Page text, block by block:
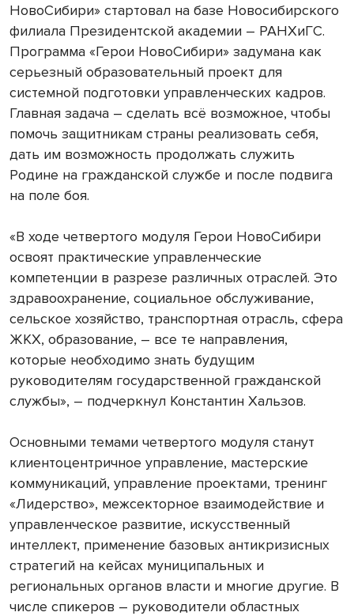
НовоСибири» стартовал на базе Новосибирского
филиала Президентской академии – РАНХиГС.
Программа «Герои НовоСибири» задумана как
серьезный образовательный проект для
системной подготовки управленческих кадров.
Главная задача – сделать всё возможное, чтобы
помочь защитникам страны реализовать себя,
дать им возможность продолжать служить
Родине на гражданской службе и после подвига
на поле боя.
«В ходе четвертого модуля Герои НовоСибири
освоят практические управленческие
компетенции в разрезе различных отраслей. Это
здравоохранение, социальное обслуживание,
сельское хозяйство, транспортная отрасль, сфера
ЖКХ, образование, – все те направления,
которые необходимо знать будущим
руководителям государственной гражданской
службы», – подчеркнул Константин Хальзов.
Основными темами четвертого модуля станут
клиентоцентричное управление, мастерские
коммуникаций, управление проектами, тренинг
«Лидерство», межсекторное взаимодействие и
управленческое развитие, искусственный
интеллект, применение базовых антикризисных
стратегий на кейсах муниципальных и
региональных органов власти и многие другие. В
числе спикеров – руководители областных